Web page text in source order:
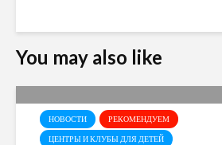
You may also like
НОВОСТИ
РЕКОМЕНДУЕМ
ЦЕНТРЫ И КЛУБЫ ДЛЯ ДЕТЕЙ